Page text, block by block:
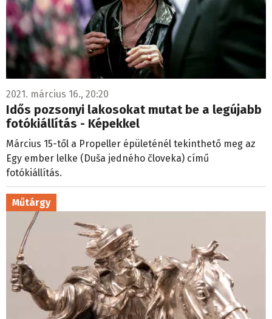
2021. március 16., 20:20
Idős pozsonyi lakosokat mutat be a legújabb
fotókiállítás - Képekkel
Március 15-től a Propeller épületénél tekinthető meg az
Egy ember lelke (Duša jedného človeka) című
fotókiállítás.
Műtárgy